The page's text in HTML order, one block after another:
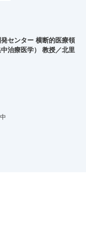
センター 横断的医療領
治療医学） 教授／北里